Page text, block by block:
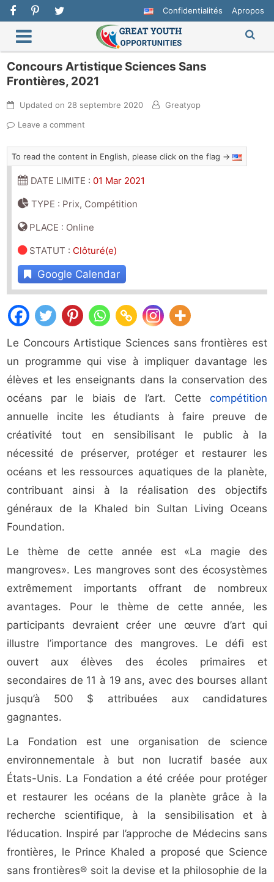
Confidentialités Apropos
Concours Artistique Sciences Sans
Frontières, 2021
Updated on 28 septembre 2020
Greatyop
Leave a comment
To read the content in English, please click on the flag →
DATE LIMITE : 01 Mar 2021
TYPE : Prix, Compétition
PLACE : Online
STATUT : Clôturé(e)
Google Calendar
Le Concours Artistique Sciences sans frontières est
un programme qui vise à impliquer davantage les
élèves et les enseignants dans la conservation des
océans par le biais de l’art. Cette compétition
annuelle incite les étudiants à faire preuve de
créativité tout en sensibilisant le public à la
nécessité de préserver, protéger et restaurer les
océans et les ressources aquatiques de la planète,
contribuant ainsi à la réalisation des objectifs
généraux de la Khaled bin Sultan Living Oceans
Foundation.
Le thème de cette année est «La magie des
mangroves». Les mangroves sont des écosystèmes
extrêmement importants offrant de nombreux
avantages. Pour le thème de cette année, les
participants devraient créer une œuvre d’art qui
illustre l’importance des mangroves. Le défi est
ouvert aux élèves des écoles primaires et
secondaires de 11 à 19 ans, avec des bourses allant
jusqu’à 500 $ attribuées aux candidatures
gagnantes.
La Fondation est une organisation de science
environnementale à but non lucratif basée aux
États-Unis. La Fondation a été créée pour protéger
et restaurer les océans de la planète grâce à la
recherche scientifique, à la sensibilisation et à
l’éducation. Inspiré par l’approche de Médecins sans
frontières, le Prince Khaled a proposé que Science
sans frontières® soit la devise et la philosophie de la